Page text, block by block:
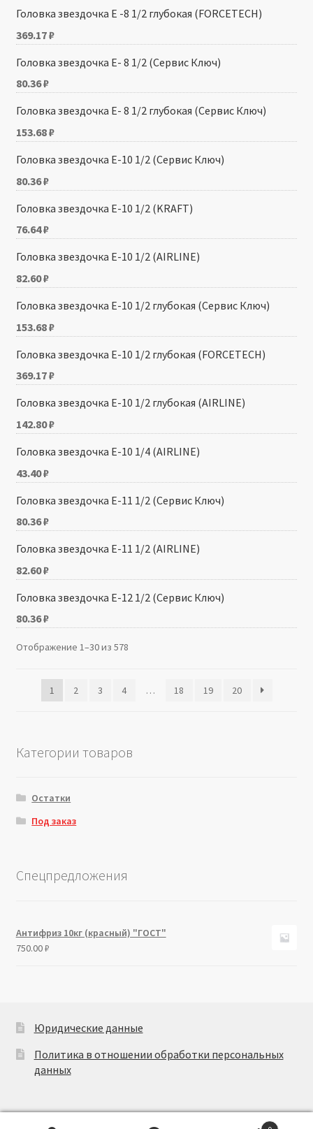
Головка звездочка Е -8 1/2 глубокая (FORCETECH)
369.17₽
Головка звездочка Е- 8 1/2 (Сервис Ключ)
80.36₽
Головка звездочка Е- 8 1/2 глубокая (Сервис Ключ)
153.68₽
Головка звездочка Е-10 1/2 (Сервис Ключ)
80.36₽
Головка звездочка Е-10 1/2 (KRAFT)
76.64₽
Головка звездочка Е-10 1/2 (AIRLINE)
82.60₽
Головка звездочка Е-10 1/2 глубокая (Сервис Ключ)
153.68₽
Головка звездочка Е-10 1/2 глубокая (FORCETECH)
369.17₽
Головка звездочка Е-10 1/2 глубокая (AIRLINE)
142.80₽
Головка звездочка Е-10 1/4 (AIRLINE)
43.40₽
Головка звездочка Е-11 1/2 (Сервис Ключ)
80.36₽
Головка звездочка Е-11 1/2 (AIRLINE)
82.60₽
Головка звездочка Е-12 1/2 (Сервис Ключ)
80.36₽
Отображение 1–30 из 578
1 2 3 4 … 18 19 20
Категории товаров
Остатки
Под заказ
Спецпредложения
Антифриз 10кг (красный) "ГОСТ"
750.00₽
Юридические данные
Политика в отношении обработки персональных
данных